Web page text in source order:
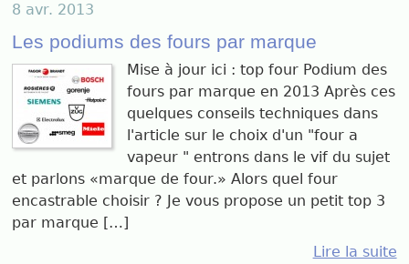
8 avr. 2013
Les podiums des fours par marque
Mise à jour ici : top four Podium des
fours par marque en 2013 Après ces
quelques conseils techniques dans
l'article sur le choix d'un "four a
vapeur " entrons dans le vif du sujet
et parlons «marque de four.» Alors quel four
encastrable choisir ? Je vous propose un petit top 3
par marque […]
Lire la suite